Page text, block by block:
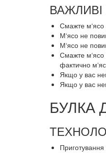
Смажте м‘ясо
М‘ясо не
М‘ясо не
Смажте м‘ясо
фактично
Якщо у вас
Якщо у вас
БУЛКА
Приготування